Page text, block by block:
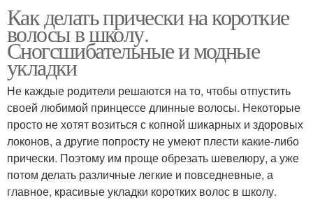
Как делать прически на короткие
волосы в школу.
Сногсшибательные и модные
укладки
Не каждые родители решаются на то, чтобы отпустить
своей любимой принцессе длинные волосы. Некоторые
просто не хотят возиться с копной шикарных и здоровых
локонов, а другие попросту не умеют плести какие-либо
прически. Поэтому им проще обрезать шевелюру, а уже
потом делать различные легкие и повседневные, а
главное, красивые укладки коротких волос в школу.